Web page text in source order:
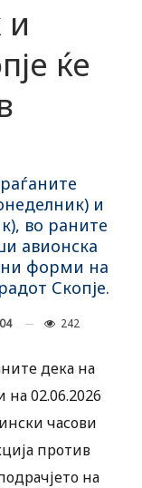
и
ќе
и
во раните
авионска
форми на
Скопје.
242
дека на
02.06.2026
часови
против
на